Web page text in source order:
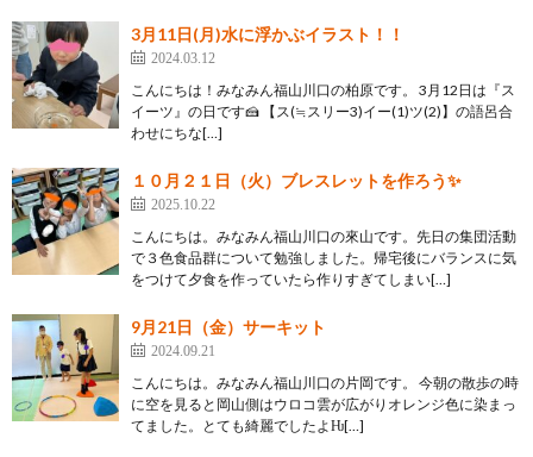
3月11日(月)水に浮かぶイラスト！！
2024.03.12
こんにちは！みなみん福山川口の柏原です。 3月12日は『ス
イーツ』の日です🍰 【ス(≒スリー3)イー(1)ツ(2)】の語呂合
わせにちな[…]
１０月２１日（火）ブレスレットを作ろう✨
2025.10.22
こんにちは。みなみん福山川口の來山です。先日の集団活動
で３色食品群について勉強しました。帰宅後にバランスに気
をつけて夕食を作っていたら作りすぎてしまい[…]
9月21日（金）サーキット
2024.09.21
こんにちは。みなみん福山川口の片岡です。 今朝の散歩の時
に空を見ると岡山側はウロコ雲が広がりオレンジ色に染まっ
てました。とても綺麗でしたよǶ[…]